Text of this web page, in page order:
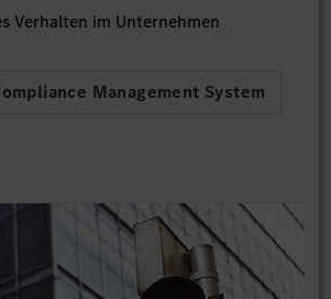
Verhalten im Unternehmen
Management System